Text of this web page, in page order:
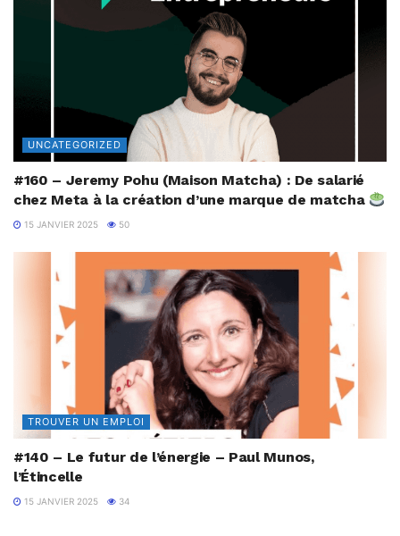
UNCATEGORIZED
#160 – Jeremy Pohu (Maison Matcha) : De salarié
chez Meta à la création d’une marque de matcha
15 JANVIER 2025 50
TROUVER UN EMPLOI
#140 – Le futur de l’énergie – Paul Munos,
l’Étincelle
15 JANVIER 2025 34